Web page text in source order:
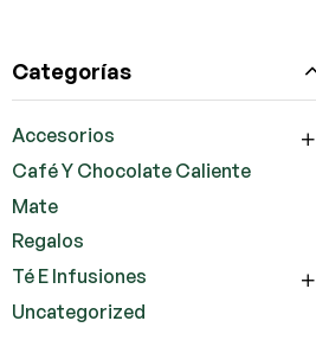
Categorías
Accesorios
Café Y Chocolate Caliente
Mate
Regalos
Té E Infusiones
Uncategorized